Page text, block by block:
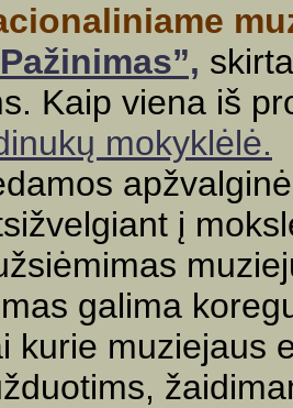
Kaip viena iš
mokyklėlė.
į
galima
kurie muziejaus